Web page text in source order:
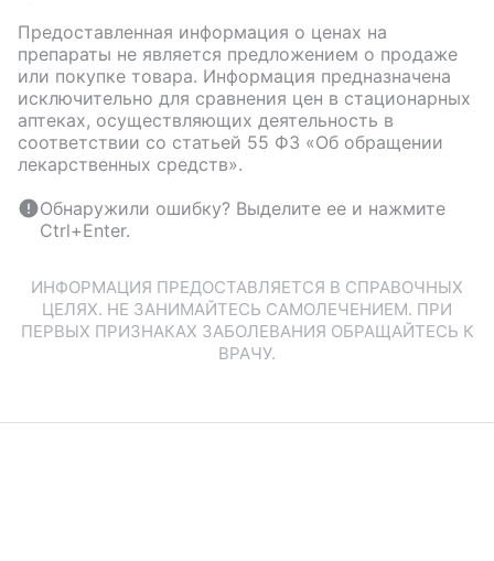
Предоставленная информация о ценах на
препараты не является предложением о продаже
или покупке товара. Информация предназначена
исключительно для сравнения цен в стационарных
аптеках, осуществляющих деятельность в
соответствии со статьей 55 ФЗ «Об обращении
лекарственных средств».
Обнаружили ошибку? Выделите ее и нажмите
Ctrl+Enter.
ИНФОРМАЦИЯ ПРЕДОСТАВЛЯЕТСЯ В СПРАВОЧНЫХ
ЦЕЛЯХ. НЕ ЗАНИМАЙТЕСЬ САМОЛЕЧЕНИЕМ. ПРИ
ПЕРВЫХ ПРИЗНАКАХ ЗАБОЛЕВАНИЯ ОБРАЩАЙТЕСЬ К
ВРАЧУ.